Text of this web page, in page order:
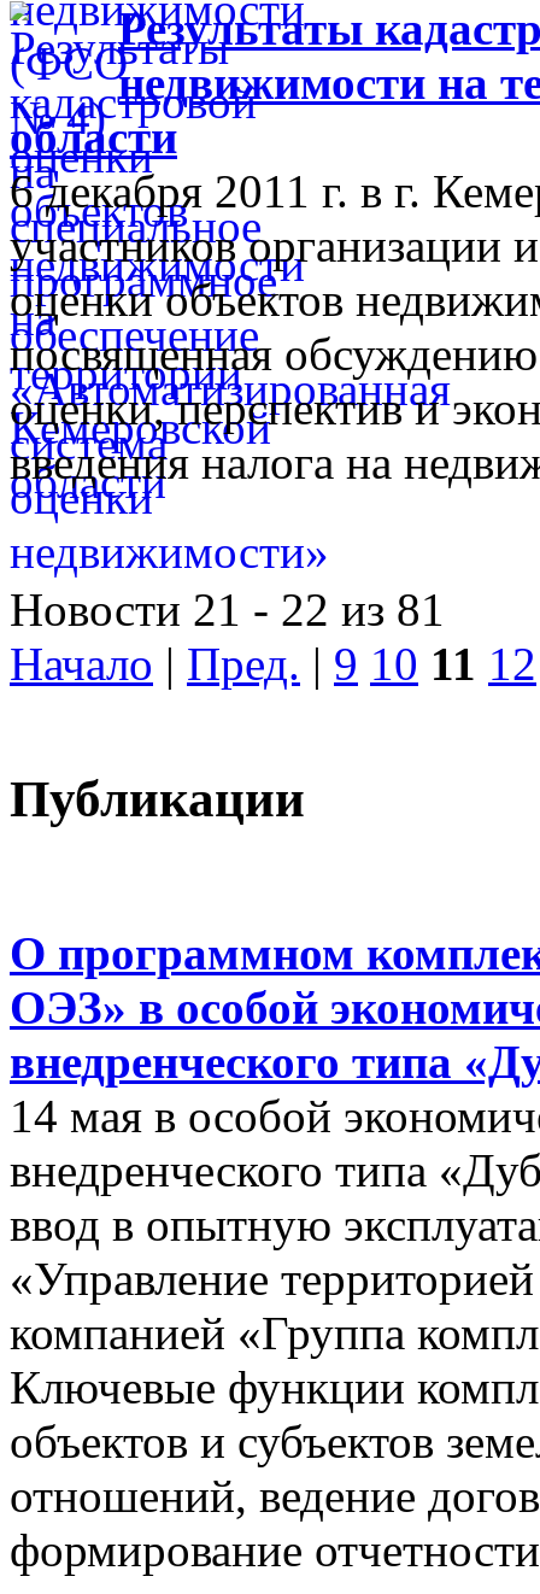
Результаты
недвижимости на
области
6 декабря 2011 г. в г.
участников организации
оценки объектов
посвященная обсуждению
оценки, перспектив и
введения налога на
Новости 21 - 22 из 81
Начало | Пред. | 9 10 11 12
Публикации
О программном
ОЭЗ» в особой
внедренческого типа
14 мая в особой
внедренческого типа
ввод в опытную
«Управление
компанией «Группа
Ключевые функции
объектов и субъектов
отношений, ведение
формирование